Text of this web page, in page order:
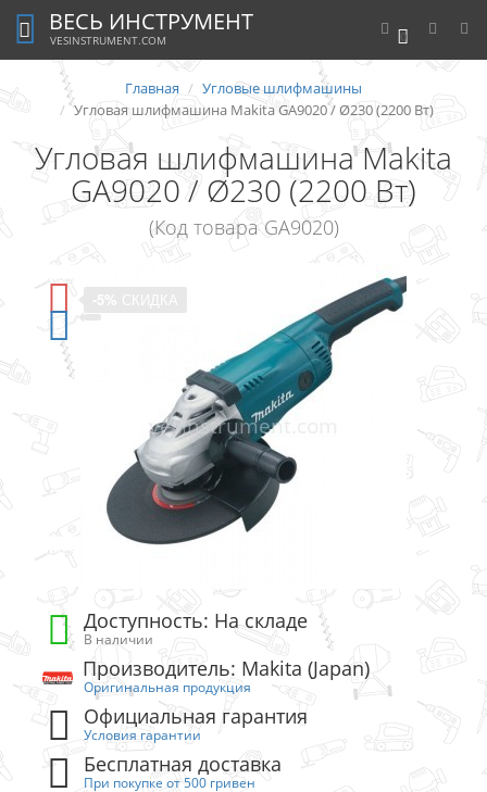
0
ВЕСЬ ИНСТРУМЕНТ
VESINSTRUMENT.COM
Главная
Угловые шлифмашины
Угловая шлифмашина Makita GA9020 / Ø230 (2200 Вт)
Угловая шлифмашина Makita
GA9020 / Ø230 (2200 Вт)
(Код товара GA9020)
-5% СКИДКА
Доступность: На складе
В наличии
Производитель: Makita (Japan)
Оригинальная продукция
Официальная гарантия
Условия гарантии
Бесплатная доставка
При покупке от 500 гривен